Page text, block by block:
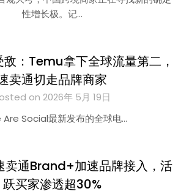
性增长极。记…
：Temu拿下全球流量第二，
卖通切走品牌商家
on 2026年 5月 19日
Are Social最新发布的全球电…
卖通Brand+加速品牌接入，活
跃买家渗透超30%